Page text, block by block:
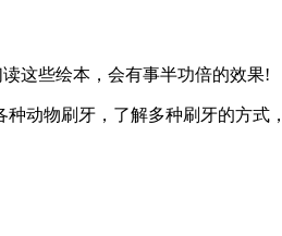
这些绘本，会有事半功倍的效果!
动物刷牙，了解多种刷牙的方式